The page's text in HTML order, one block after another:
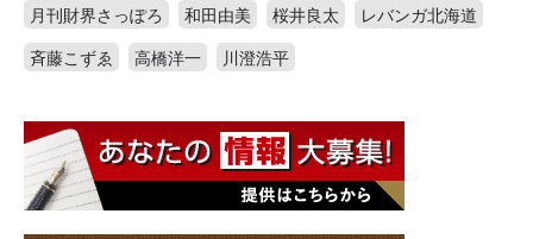
月刊財界さっぽろ
和田由美 桜井良太
レバンガ北海道
斉藤こずゑ
高橋洋一 川澄浩平